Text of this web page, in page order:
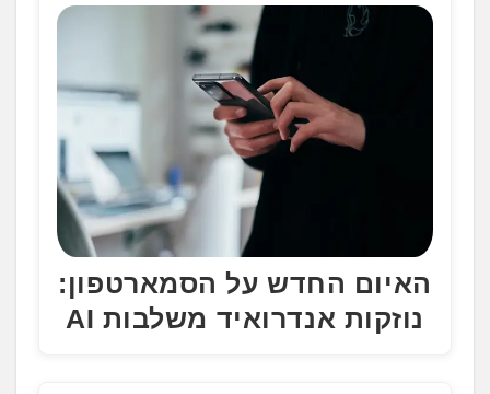
האיום החדש על הסמארטפון:
נוזקות אנדרואיד משלבות AI